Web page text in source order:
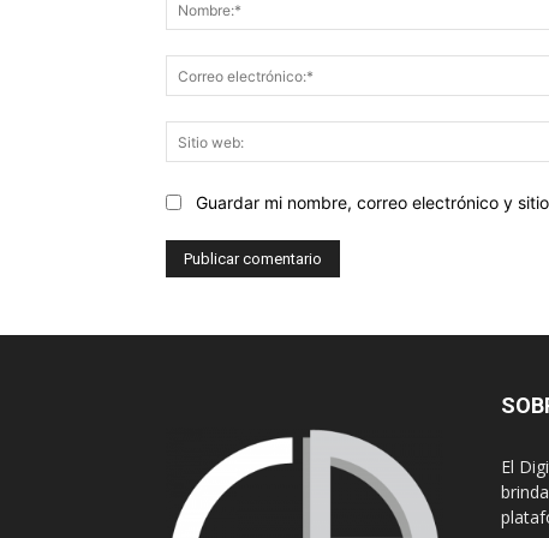
Guardar mi nombre, correo electrónico y
El